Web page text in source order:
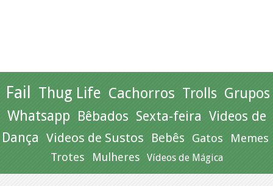
Fail Thug Life Cachorros Trolls Grupos
Whatsapp Bêbados Sexta-feira Videos de
Dança Videos de Sustos Bebês Gatos Memes
Trotes Mulheres Vídeos de Mágica